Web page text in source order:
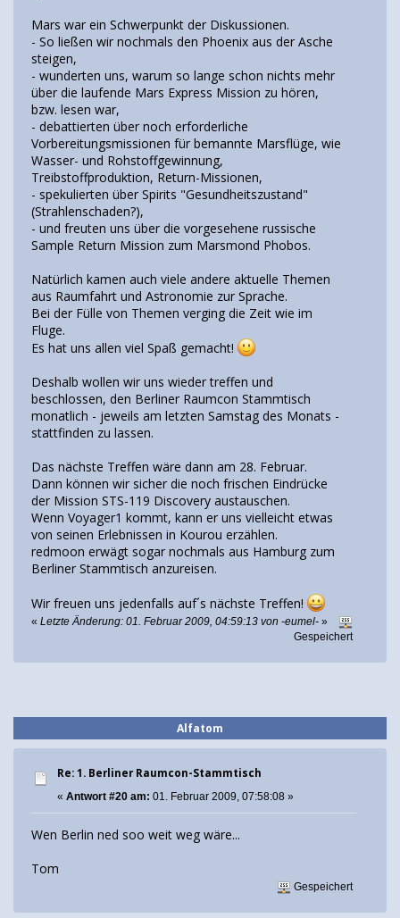
Mars war ein Schwerpunkt der Diskussionen.
- So ließen wir nochmals den Phoenix aus der Asche
steigen,
- wunderten uns, warum so lange schon nichts mehr
über die laufende Mars Express Mission zu hören,
bzw. lesen war,
- debattierten über noch erforderliche
Vorbereitungsmissionen für bemannte Marsflüge, wie
Wasser- und Rohstoffgewinnung,
Treibstoffproduktion, Return-Missionen,
- spekulierten über Spirits "Gesundheitszustand"
(Strahlenschaden?),
- und freuten uns über die vorgesehene russische
Sample Return Mission zum Marsmond Phobos.
Natürlich kamen auch viele andere aktuelle Themen
aus Raumfahrt und Astronomie zur Sprache.
Bei der Fülle von Themen verging die Zeit wie im
Fluge.
Es hat uns allen viel Spaß gemacht!
Deshalb wollen wir uns wieder treffen und
beschlossen, den Berliner Raumcon Stammtisch
monatlich - jeweils am letzten Samstag des Monats -
stattfinden zu lassen.
Das nächste Treffen wäre dann am 28. Februar.
Dann können wir sicher die noch frischen Eindrücke
der Mission STS-119 Discovery austauschen.
Wenn Voyager1 kommt, kann er uns vielleicht etwas
von seinen Erlebnissen in Kourou erzählen.
redmoon erwägt sogar nochmals aus Hamburg zum
Berliner Stammtisch anzureisen.
Wir freuen uns jedenfalls auf´s nächste Treffen!
« Letzte Änderung: 01. Februar 2009, 04:59:13 von -eumel- »
Gespeichert
Alfatom
Re: 1. Berliner Raumcon-Stammtisch
« Antwort #20 am: 01. Februar 2009, 07:58:08 »
Wen Berlin ned soo weit weg wäre...
Tom
Gespeichert